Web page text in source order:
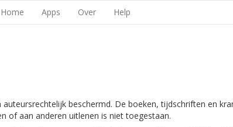
Home Apps Over Help
auteursrechtelijk beschermd. De boeken, tijdschriften en
of aan anderen uitlenen is niet toegestaan.